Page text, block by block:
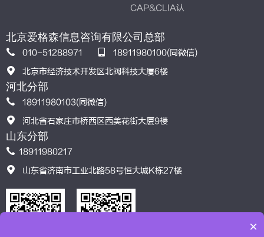
CAP&CLIA认
北京爱格森信息咨询有限公司总部
010-51288971
18911980100(同微信)
北京市经济技术开发区北阀科技大厦6楼
河北分部
18911980103(同微信)
河北省石家庄市桥西区西美花街大厦9楼
山东分部
18911980217
山东省济南市工业北路58号恒大城K栋27楼
×